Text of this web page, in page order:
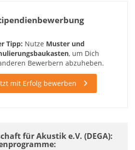
Tipp: Nutze Muster und
, um Dich
Bewerbern abzuheben.
mit Erfolg bewerben
für Akustik e.V. (DEGA):